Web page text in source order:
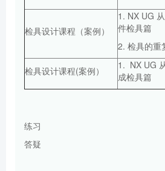
检具设计课程（案例）
1. NX UG
件检具篇
2. 检具的重
检具设计课程(案例）
1. NX UG
成检具篇
练习
答疑